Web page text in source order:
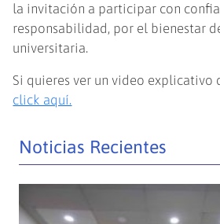
la invitación a participar con
responsabilidad, por el bienestar
universitaria.
Si quieres ver un video explicativo
click aquí.
Noticias Recientes